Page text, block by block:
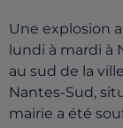
Une explosion
lundi à mardi à
au sud de la
Nantes-Sud,
mairie a été